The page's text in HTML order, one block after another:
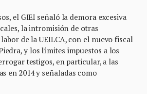
el GIEI señaló la demora excesiva
la intromisión de otras
de la UEILCA, con el nuevo fiscal
y los límites impuestos a los
testigos, en particular, a las
en 2014 y señaladas como